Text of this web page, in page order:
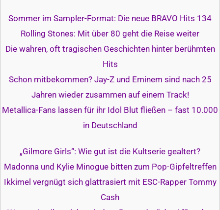
Sommer im Sampler-Format: Die neue BRAVO Hits 134
Rolling Stones: Mit über 80 geht die Reise weiter
Die wahren, oft tragischen Geschichten hinter berühmten
Hits
Schon mitbekommen? Jay-Z und Eminem sind nach 25
Jahren wieder zusammen auf einem Track!
Metallica-Fans lassen für ihr Idol Blut fließen – fast 10.000
in Deutschland
„Gilmore Girls“: Wie gut ist die Kultserie gealtert?
Madonna und Kylie Minogue bitten zum Pop-Gipfeltreffen
Ikkimel vergnügt sich glattrasiert mit ESC-Rapper Tommy
Cash